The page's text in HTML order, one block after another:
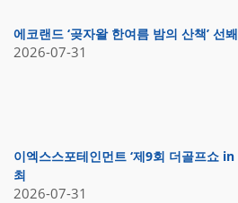
에코랜드 ‘곶자왈 한여름 밤의 산책’ 선봬
2026-07-31
이엑스스포테인먼트 ‘제9회 더골프쇼
최
2026-07-31